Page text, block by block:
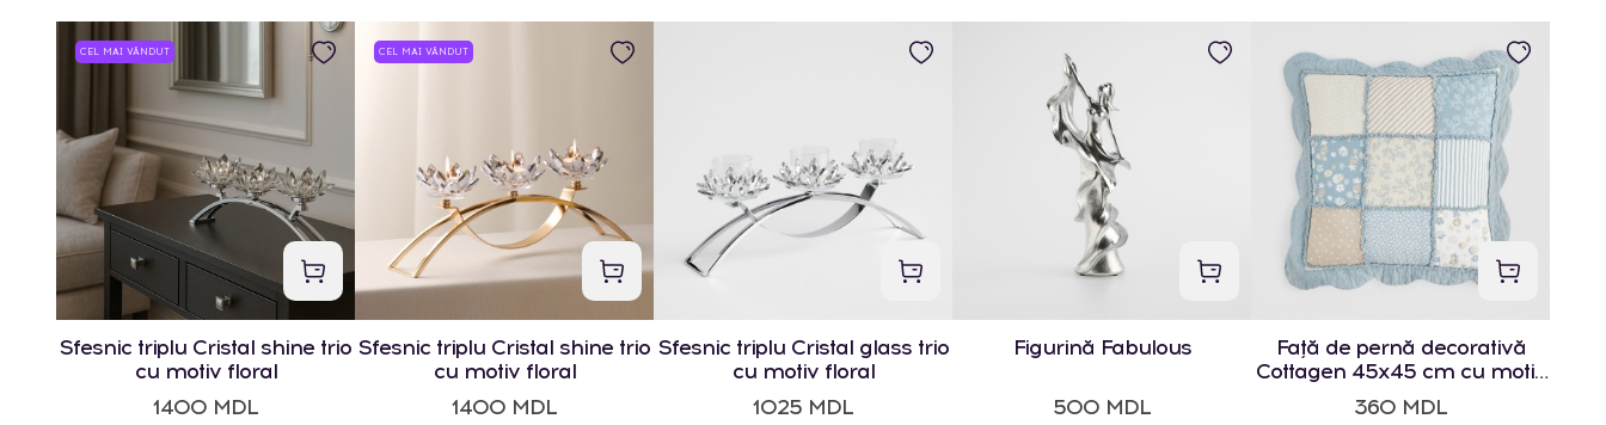
CEL MAI VÂNDUT
Sfesnic triplu Cristal shine trio
cu motiv floral
1400 MDL
CEL MAI VÂNDUT
Sfesnic triplu Cristal shine trio
cu motiv floral
1400 MDL
Sfesnic triplu Cristal glass trio
cu motiv floral
1025 MDL
Figurină Fabulous
500 MDL
Față de pernă decorativă
Cottagen 45x45 cm cu motiv
geometric
360 MDL